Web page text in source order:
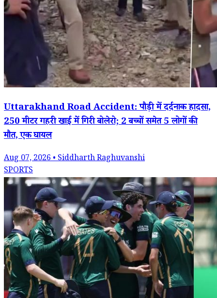
Uttarakhand Road Accident: पौड़ी में दर्दनाक हादसा,
250 मीटर गहरी खाई में गिरी बोलेरो; 2 बच्चों समेत 5 लोगों की
मौत, एक घायल
Aug 07, 2026 • Siddharth Raghuvanshi
SPORTS